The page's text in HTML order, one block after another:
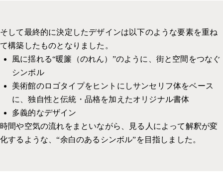
そして最終的に決定したデザインは以下のような要素を重ね
て構築したものとなりました。
風に揺れる“暖簾（のれん）”のように、街と空間をつなぐ
シンボル
美術館のロゴタイプをヒントにしサンセリフ体をベース
に、独自性と伝統・品格を加えたオリジナル書体
多義的なデザイン
時間や空気の流れをまといながら、見る人によって解釈が変
化するような、“余白のあるシンボル”を目指しました。